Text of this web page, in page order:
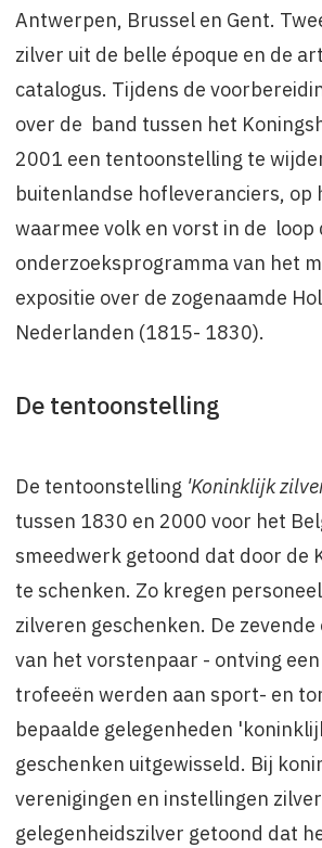
Antwerpen, Brussel en Gent.
zilver uit de belle époque en de
catalogus. Tijdens de
over de band tussen het
2001 een tentoon­stelling te
buitenlandse hofleveranciers, op
waarmee volk en vorst in de
onderzoeksprogramma van het
expositie over de zogenaamde
Nederlanden (1815- 1830).
De tentoonstelling
De tentoonstelling 'Koninklijk
tussen 1830 en 2000 voor het
smeedwerk getoond dat door de
te schenken. Zo kregen
zilveren geschenken. De
van het vorstenpaar - ontving
trofeeën werden aan sport- en
bepaalde gelegen­heden
geschenken uitgewisseld. Bij
verenigingen en instel­lingen
gelegenheidszilver getoond dat